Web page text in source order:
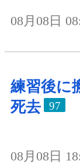
08月08日
練習後に
死去
97
08月08日